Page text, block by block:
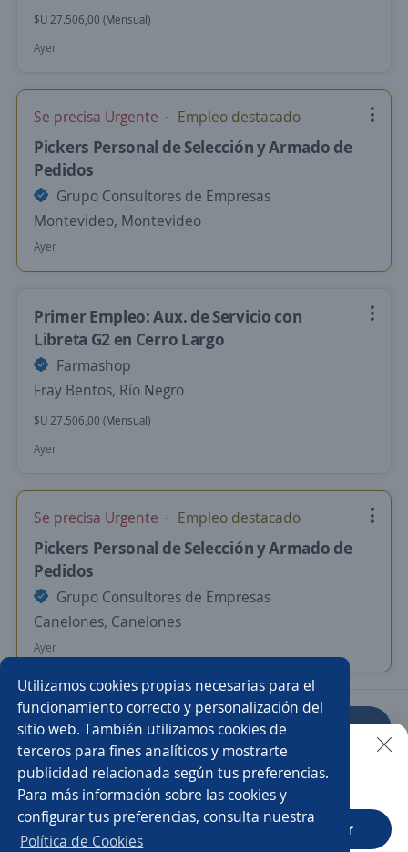
Utilizamos cookies propias necesarias para el
funcionamiento correcto y personalización del
sitio web. También utilizamos cookies de
terceros para fines analíticos y mostrarte
publicidad relacionada según tus preferencias.
Para más información sobre las cookies y
configurar tus preferencias, consulta nuestra
Política de Cookies
$U 27.506,00 (Mensual)
Ayer
Se precisa Urgente Empleo destacado
Pickers Personal de Selección y Armado de
Pedidos
Grupo Consultores de Empresas
Montevideo, Montevideo
Ayer
Primer Empleo: Aux. de Servicio con
Libreta G2 en Cerro Largo
Farmashop
Fray Bentos, Río Negro
$U 27.506,00 (Mensual)
Ayer
Se precisa Urgente Empleo destacado
Pickers Personal de Selección y Armado de
Pedidos
Grupo Consultores de Empresas
Canelones, Canelones
Ayer
Anterior Siguiente
Nuevas ofertas de empleo
Empleos similares
Buscar es más fácil en la app
CT App Abrir